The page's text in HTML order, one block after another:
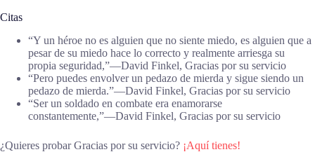
Citas
“Y un héroe no es alguien que no siente miedo, es alguien que a
pesar de su miedo hace lo correcto y realmente arriesga su
propia seguridad,”―David Finkel, Gracias por su servicio
“Pero puedes envolver un pedazo de mierda y sigue siendo un
pedazo de mierda.”―David Finkel, Gracias por su servicio
“Ser un soldado en combate era enamorarse
constantemente,”―David Finkel, Gracias por su servicio
¿Quieres probar Gracias por su servicio? ¡Aquí tienes!